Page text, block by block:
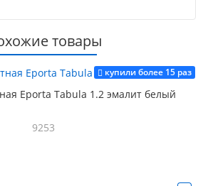
товары
купили более 15 раз
Eporta Tabula 1.2 эмалит белый
9253